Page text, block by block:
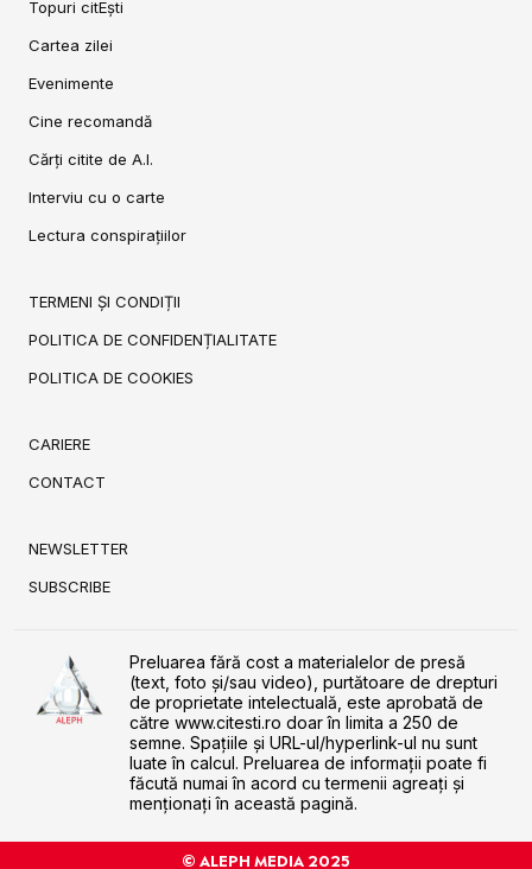
Topuri citEști
Cartea zilei
Evenimente
Cine recomandă
Cărți citite de A.I.
Interviu cu o carte
Lectura conspirațiilor
TERMENI ȘI CONDIȚII
POLITICA DE CONFIDENȚIALITATE
POLITICA DE COOKIES
CARIERE
CONTACT
NEWSLETTER
SUBSCRIBE
Preluarea fără cost a materialelor de presă
(text, foto și/sau video), purtătoare de drepturi
de proprietate intelectuală, este aprobată de
către www.citesti.ro doar în limita a 250 de
semne. Spaţiile şi URL-ul/hyperlink-ul nu sunt
luate în calcul. Preluarea de informaţii poate fi
făcută numai în acord cu termenii agreaţi şi
menţionaţi în această pagină.
© ALEPH MEDIA 2025